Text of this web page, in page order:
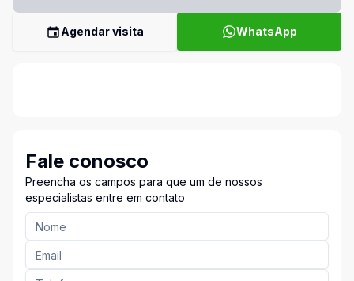
Agendar visita WhatsApp
Fale conosco
Preencha os campos para que um de nossos
especialistas entre em contato